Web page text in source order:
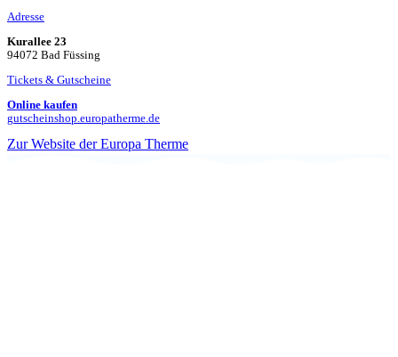
Adresse
Kurallee 23
94072 Bad Füssing
Tickets & Gutscheine
Online kaufen
gutscheinshop.europatherme.de
Zur Website der Europa Therme